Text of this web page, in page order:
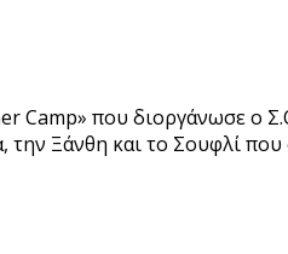
Camp» που διοργάνωσε ο
Ξάνθη και το Σουφλί